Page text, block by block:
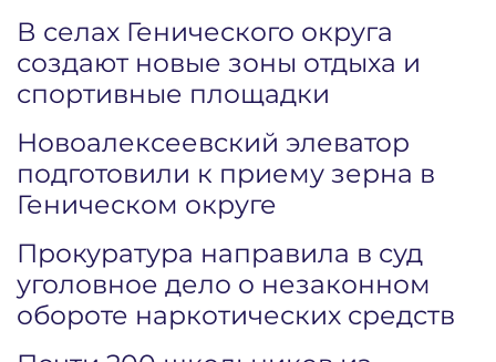
В селах Генического округа
создают новые зоны отдыха и
спортивные площадки
Новоалексеевский элеватор
подготовили к приему зерна в
Геническом округе
Прокуратура направила в суд
уголовное дело о незаконном
обороте наркотических средств